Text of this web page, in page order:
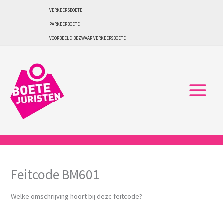
VERKEERSBOETE
PARKEERBOETE
VOORBEELD BEZWAAR VERKEERSBOETE
Feitcode BM601
Welke omschrijving hoort bij deze feitcode?